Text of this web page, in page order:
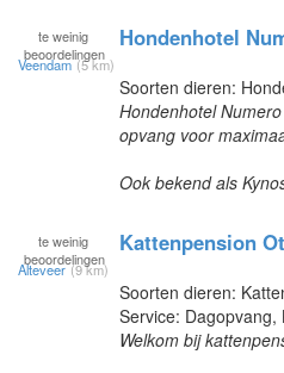
te weinig
beoordelingen
Hondenhotel
Veendam (5 km)
Soorten dieren:
Hondenhotel
opvang voor
Ook bekend als
te weinig
beoordelingen
Kattenpension
Alteveer (9 km)
Soorten dieren:
Service: Dagopvang,
Welkom bij